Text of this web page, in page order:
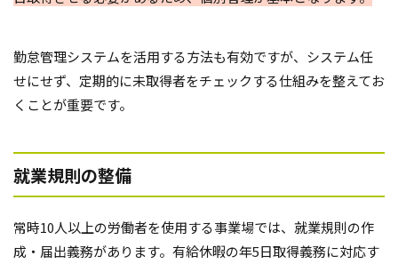
勤怠管理システムを活用する方法も有効ですが、システム任
せにせず、定期的に未取得者をチェックする仕組みを整えてお
くことが重要です。
就業規則の整備
常時10人以上の労働者を使用する事業場では、就業規則の作
成・届出義務があります。有給休暇の年5日取得義務に対応す